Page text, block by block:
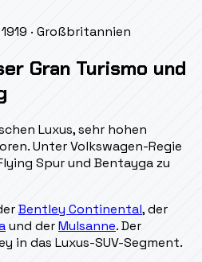
· Großbritannien
Gran Turismo und
Luxus, sehr hohen
Unter Volkswagen-Regie
Spur und Bentayga zu
Bentley Continental, der
und derMulsanne. Der
in das Luxus-SUV-Segment.